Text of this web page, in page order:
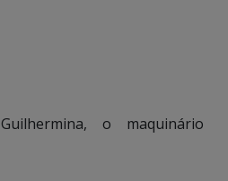
o maquinário